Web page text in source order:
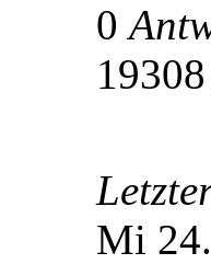
0
19308
Mi